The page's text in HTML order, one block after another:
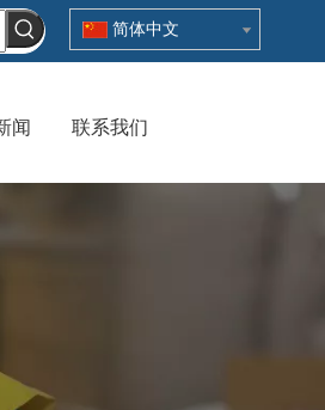
简体中文
闻 联系我们